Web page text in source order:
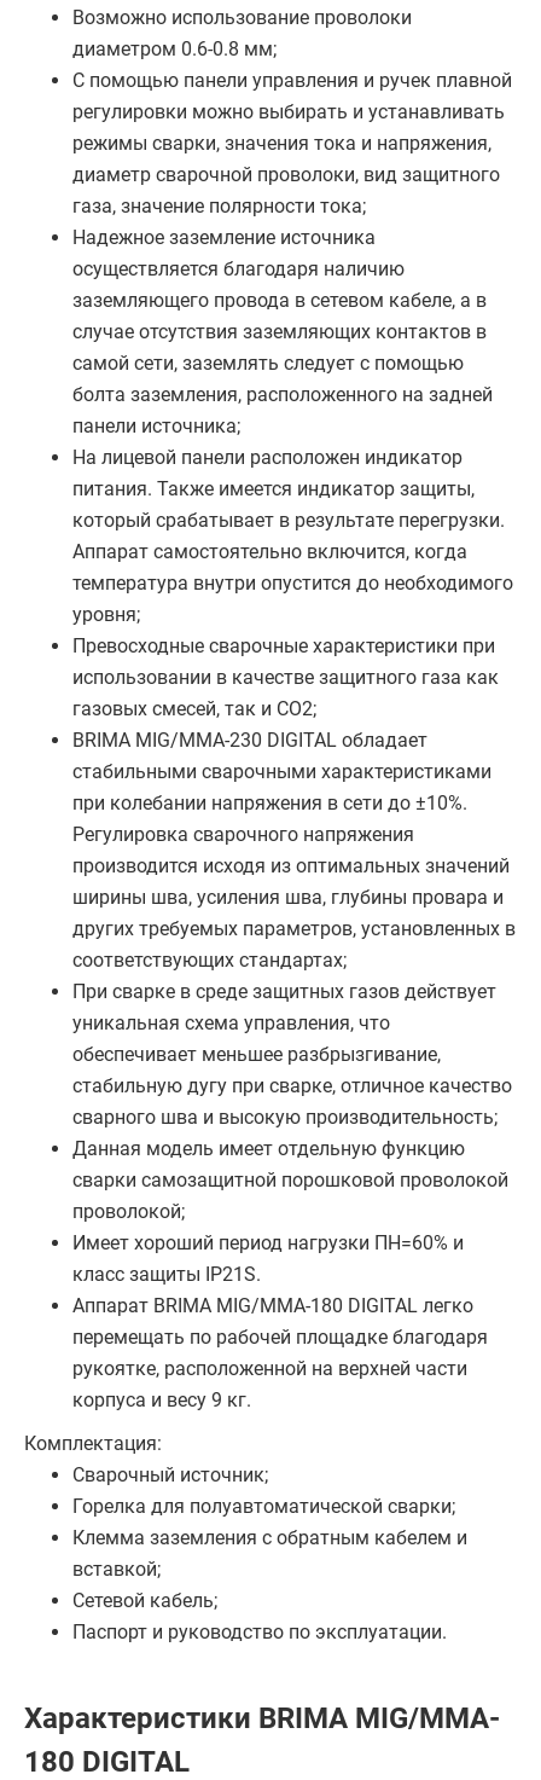
Возможно использование проволоки
диаметром 0.6-0.8 мм;
С помощью панели управления и ручек плавной
регулировки можно выбирать и устанавливать
режимы сварки, значения тока и напряжения,
диаметр сварочной проволоки, вид защитного
газа, значение полярности тока;
Надежное заземление источника
осуществляется благодаря наличию
заземляющего провода в сетевом кабеле, а в
случае отсутствия заземляющих контактов в
самой сети, заземлять следует с помощью
болта заземления, расположенного на задней
панели источника;
На лицевой панели расположен индикатор
питания. Также имеется индикатор защиты,
который срабатывает в результате перегрузки.
Аппарат самостоятельно включится, когда
температура внутри опустится до необходимого
уровня;
Превосходные сварочные характеристики при
использовании в качестве защитного газа как
газовых смесей, так и CO2;
BRIMA MIG/MMA-230 DIGITAL обладает
стабильными сварочными характеристиками
при колебании напряжения в сети до ±10%.
Регулировка сварочного напряжения
производится исходя из оптимальных значений
ширины шва, усиления шва, глубины провара и
других требуемых параметров, установленных в
соответствующих стандартах;
При сварке в среде защитных газов действует
уникальная схема управления, что
обеспечивает меньшее разбрызгивание,
стабильную дугу при сварке, отличное качество
сварного шва и высокую производительность;
Данная модель имеет отдельную функцию
сварки самозащитной порошковой проволокой
проволокой;
Имеет хороший период нагрузки ПН=60% и
класс защиты IP21S.
Аппарат BRIMA MIG/MMA-180 DIGITAL легко
перемещать по рабочей площадке благодаря
рукоятке, расположенной на верхней части
корпуса и весу 9 кг.
Комплектация:
Сварочный источник;
Горелка для полуавтоматической сварки;
Клемма заземления с обратным кабелем и
вставкой;
Сетевой кабель;
Паспорт и руководство по эксплуатации.
Характеристики BRIMA MIG/MMA-
180 DIGITAL